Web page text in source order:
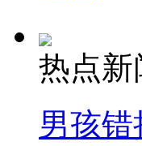
热点新
男孩